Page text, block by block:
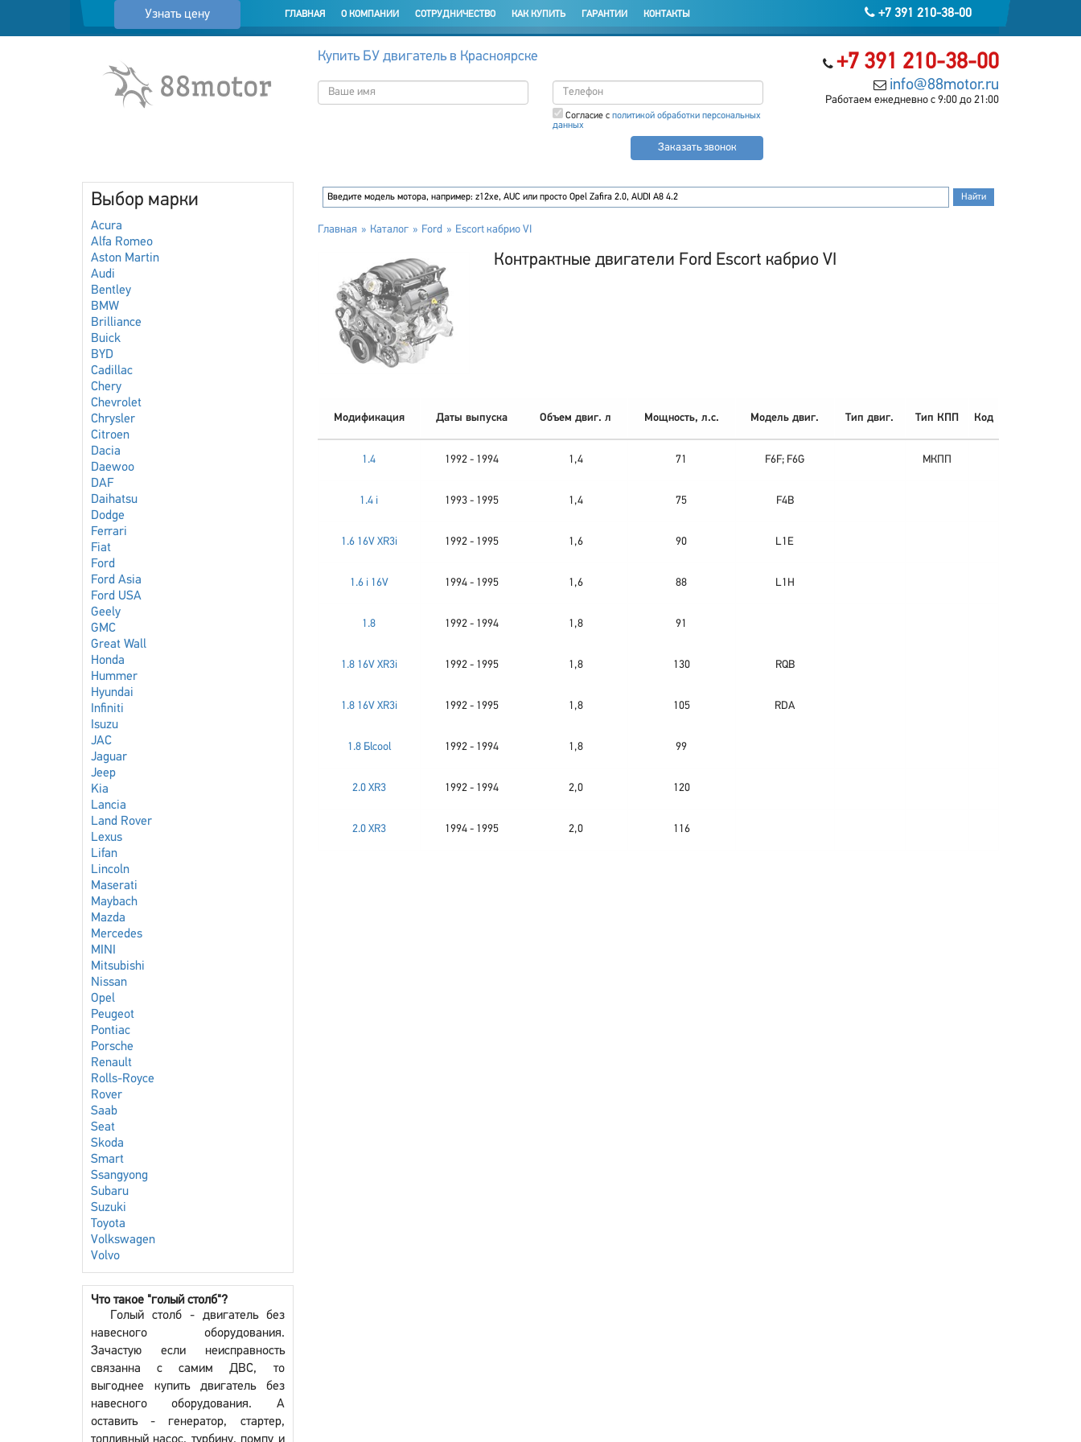
Узнать цену +7 391 210-38-00
ГЛАВНАЯ О КОМПАНИИ СОТРУДНИЧЕСТВО КАК КУПИТЬ ГАРАНТИИ КОНТАКТЫ
+7 391 210-38-00
info@88motor.ru
Работаем ежедневно с 9:00 до 21:00
Купить БУ двигатель в Красноярске
Согласие с политикой обработки персональных
данных
Заказать звонок
Выбор марки
Acura
Alfa Romeo
Aston Martin
Audi
Bentley
BMW
Brilliance
Buick
BYD
Cadillac
Chery
Chevrolet
Chrysler
Citroen
Dacia
Daewoo
DAF
Daihatsu
Dodge
Ferrari
Fiat
Ford
Ford Asia
Ford USA
Geely
GMC
Great Wall
Honda
Hummer
Hyundai
Infiniti
Isuzu
JAC
Jaguar
Jeep
Kia
Lancia
Land Rover
Lexus
Lifan
Lincoln
Maserati
Maybach
Mazda
Mercedes
MINI
Mitsubishi
Nissan
Opel
Peugeot
Pontiac
Porsche
Renault
Rolls-Royce
Rover
Saab
Seat
Skoda
Smart
Ssangyong
Subaru
Suzuki
Toyota
Volkswagen
Volvo
Что такое "голый столб"?
Голый столб - двигатель без
навесного оборудования.
Зачастую если неисправность
связанна с самим ДВС, то
выгоднее купить двигатель без
навесного оборудования. А
оставить - генератор, стартер,
Главная Каталог Ford Escort кабрио VI
Контрактные двигатели Ford Escort кабрио VI
Модификация Даты выпуска Объем двиг. л Мощность, л.с. Модель двиг. Тип двиг. Тип КПП Код
1.4 1992 - 1994 1,4 71 F6F; F6G МКПП
1.4 i 1993 - 1995 1,4 75 F4B
1.6 16V XR3i 1992 - 1995 1,6 90 L1E
1.6 i 16V 1994 - 1995 1,6 88 L1H
1.8 1992 - 1994 1,8 91
1.8 16V XR3i 1992 - 1995 1,8 130 RQB
1.8 16V XR3i 1992 - 1995 1,8 105 RDA
1.8 Бlcool 1992 - 1994 1,8 99
2.0 XR3 1992 - 1994 2,0 120
2.0 XR3 1994 - 1995 2,0 116